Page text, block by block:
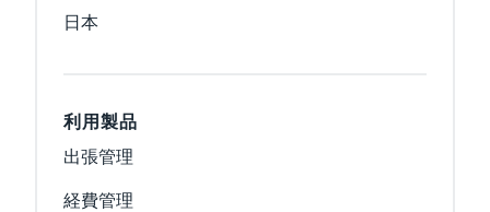
日本
利用製品
出張管理
経費管理